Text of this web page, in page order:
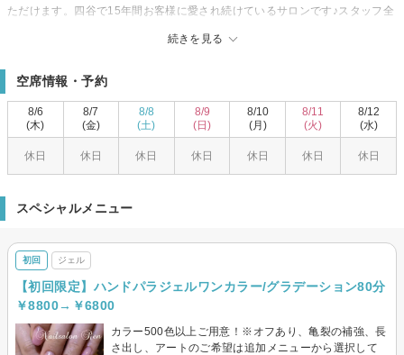
続きを見る
ただけます。四谷で15年間お客様に愛され続けているサロンです♪スタッフ全
デザインだけでなくもちと仕上がりにも自信あり◎
空席情報・予約
8/6
(木)
休日
8/7
(金)
休日
8/8
(土)
休日
8/9
(日)
休日
8/10
(月)
休日
8/11
(火)
休日
8/12
(水)
休日
スペシャルメニュー
初回 ジェル
【初回限定】ハンドパラジェルワンカラー/グラデーション80分
￥8800→￥6800
カラー500色以上ご用意！※オフあり、亀裂の補強、長
さ出し、アートのご希望は追加メニューから選択して